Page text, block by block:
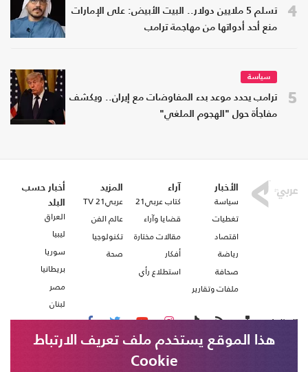
4
تسلم 5 ملايين دولار.. البيت الأبيض: على الإمارات
منع أحد أدواتها من مهاجمة ترامب
5
سياسة
ترامب يحدد موعد بدء المفاوضات مع إيران.. ويكشف
مفاجأة حول "الهجوم الملغي"
الأخبار
سياسة
تغطيات
اقتصاد
رياضة
صحافة
ملفات وتقارير
آراء
كتاب عربي21
قضايا وآراء
مقالات مختارة
أفكار
استطلاع رأي
المزيد
عربي21 TV
عالم الفن
تكنولوجيا
صحة
أخبار حسب
البلد
العراق
ليبيا
سوريا
بريطانيا
مصر
لبنان
تابعنا على
هذا الموقع يستخدم ملف تعريف الارتباط
Cookie